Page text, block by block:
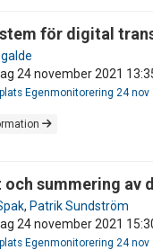
för digital
24 november 2021
Egenmonitorering 24 nov
och summering av
, Patrik Sundström
24 november 2021
Egenmonitorering 24 nov